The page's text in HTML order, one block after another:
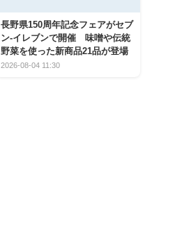
長野県150周年記念フェアがセブ
ン-イレブンで開催 味噌や伝統
野菜を使った新商品21品が登場
2026-08-04 11:30